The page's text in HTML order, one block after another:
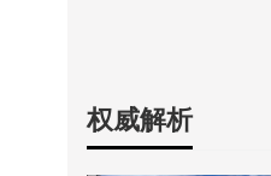
权威解析